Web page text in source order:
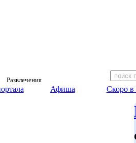
Развлечения
Афиша Скоро в